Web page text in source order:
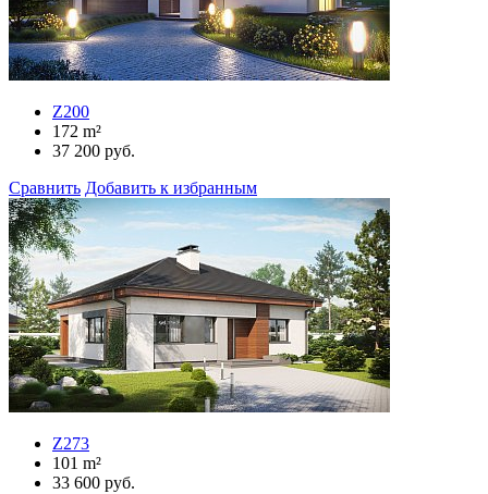
Z200
172 m²
37 200 руб.
Сравнить Добавить к избранным
Z273
101 m²
33 600 руб.